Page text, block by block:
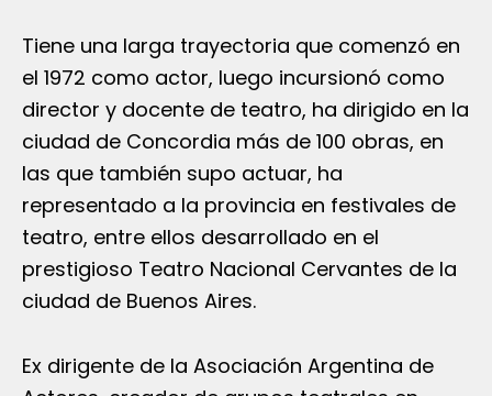
Tiene una larga trayectoria que comenzó en
el 1972 como actor, luego incursionó como
director y docente de teatro, ha dirigido en la
ciudad de Concordia más de 100 obras, en
las que también supo actuar, ha
representado a la provincia en festivales de
teatro, entre ellos desarrollado en el
prestigioso Teatro Nacional Cervantes de la
ciudad de Buenos Aires.
Ex dirigente de la Asociación Argentina de